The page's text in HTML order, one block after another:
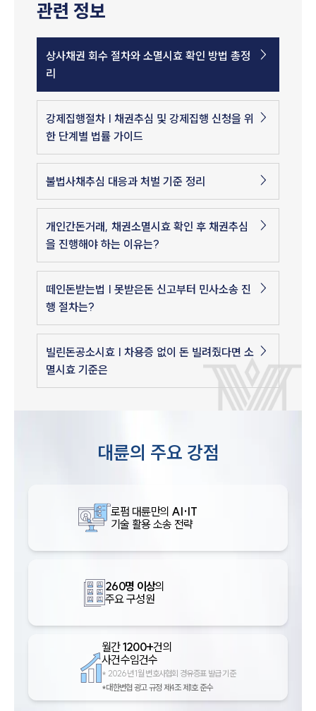
관련 정보
상사채권 회수 절차와 소멸시효 확인 방법 총정
리
강제집행절차 | 채권추심 및 강제집행 신청을 위
한 단계별 법률 가이드
불법사채추심 대응과 처벌 기준 정리
개인간돈거래, 채권소멸시효 확인 후 채권추심
을 진행해야 하는 이유는?
떼인돈받는법 | 못받은돈 신고부터 민사소송 진
행 절차는?
빌린돈공소시효 | 차용증 없이 돈 빌려줬다면 소
멸시효 기준은
대륜의 주요 강점
로펌 대륜만의 AI·IT
기술 활용 소송 전략
260명 이상의
주요 구성원
월간1200+건의
사건수임건수
* 2026년 1월 변호사협회 경유증표 발급 기준
*대한변협 광고 규정 제4조 제1호 준수